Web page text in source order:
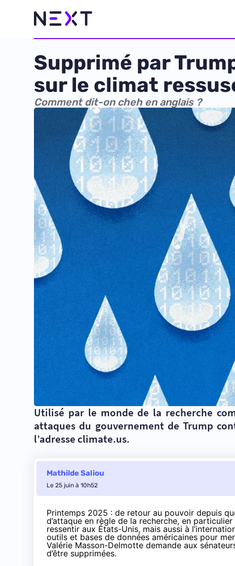
Supprimé par
sur le climat
Comment dit-on cheh en anglais ?
Utilisé par le monde de la recherche
attaques du gouvernement de Trump
l’adresse climate.us.
Mathilde Saliou
Le 25 juin à 10h52
Printemps 2025 : de retour au pouvoir depuis
d’attaque en règle de la recherche, en particulier
ressentir aux États-Unis, mais aussi à
outils et bases de données américaines pour
Valérie Masson-Delmotte demande aux
d’être supprimées.